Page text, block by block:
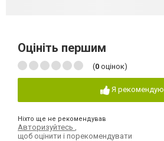
Оцініть першим
(0 оцінок)
Я рекомендую
Ніхто ще не рекомендував
Авторизуйтесь ,
щоб оцінити і порекомендувати